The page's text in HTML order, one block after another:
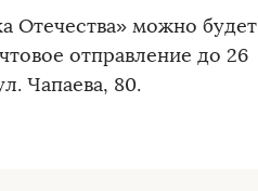
Отечества» можно будет
отправление до 26
Чапаева, 80.